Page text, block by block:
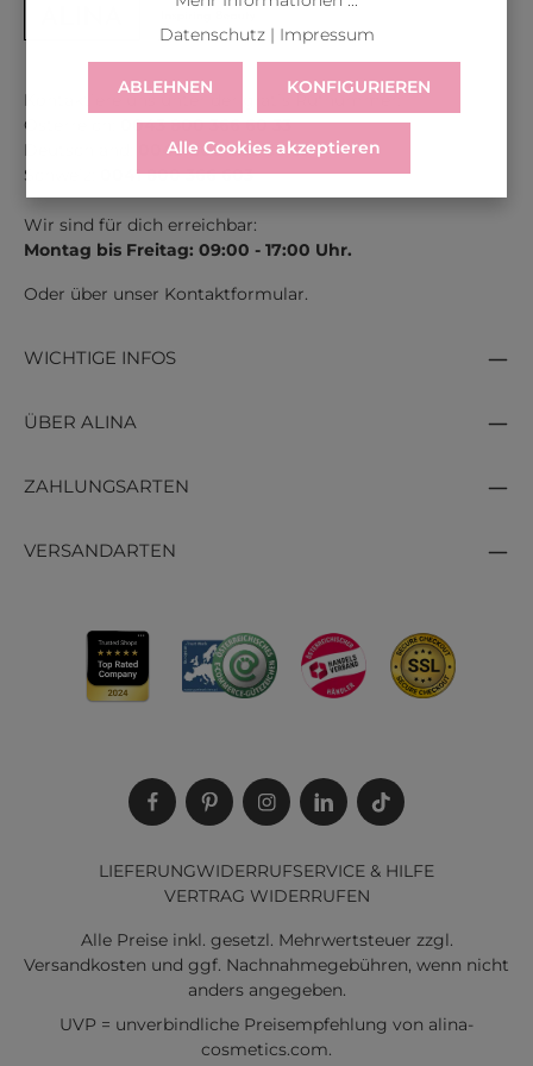
Frische Zitrusnoten
wie Bergamotte, Mandarine
oder Grapefruit
Aromatische Akzentevon Lavendel, Basilikum
Zedernholz
Würzige Komponentenwie Kardamom oder
Subtile Blütennoten
Moschus und Ambra
blumig sein, immer mit dem Ziel, deine
Nicht jedes Parfum ist automatisch unisex
Düfte sind bewusst für ein bestimmtes Geschlecht
Möglichkeit, frei zu wählen. Natürlich können
Männer und FrauenUnisex-Parfumtragen. Der
Probiere es aus und entdecke neue Facetten
deiner Persönlichkeit.
Kontaktiere uns unter der gratis Rufnummer:
Österreich:
0043 800 366 60 33
Deutschland:
0049 800 366 60 33
Schweiz:
0041 800 366 603
Wir sind für dich erreichbar:
Montag bis Freitag: 09:00 - 17:00 Uhr.
Oder über unser Kontaktformular.
WICHTIGE INFOS
ÜBER ALINA
ZAHLUNGSARTEN
VERSANDARTEN
LIEFERUNGWIDERRUFSERVICE & HILFE
VERTRAG WIDERRUFEN
Alle Preise inkl. gesetzl. Mehrwertsteuer zzgl.
Versandkosten und ggf. Nachnahmegebühren, wenn nicht
anders angegeben.
UVP = unverbindliche Preisempfehlung von alina-
cosmetics.com.
Datenschutz| Impressum
ABLEHNEN KONFIGURIEREN
Alle Cookies akzeptieren